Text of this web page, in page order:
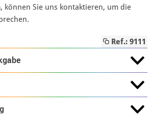
, können Sie uns kontaktieren, um die
Ref.: 9111